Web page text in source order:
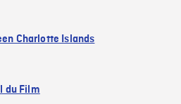
Charlotte Islands
du Film